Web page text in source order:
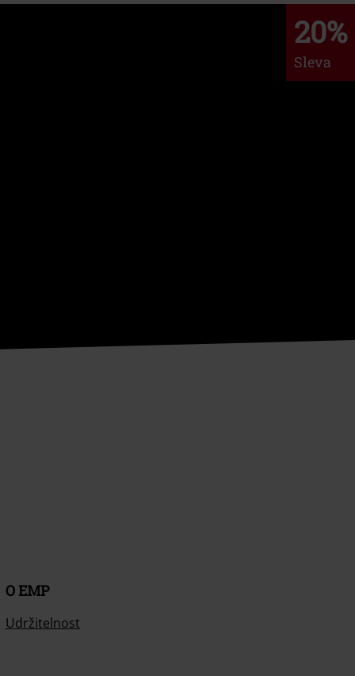
20%
Sleva
O EMP
Udržitelnost